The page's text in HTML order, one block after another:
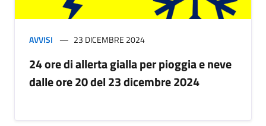
AVVISI 23 DICEMBRE 2024
24 ore di allerta gialla per pioggia e neve
dalle ore 20 del 23 dicembre 2024